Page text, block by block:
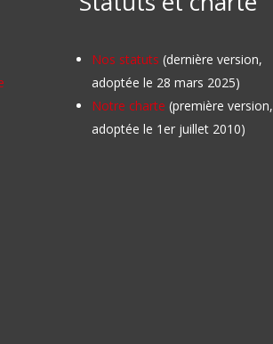
Nos statuts (dernière version,
adoptée le 28 mars 2025)
Notre charte (première version,
adoptée le 1er juillet 2010)